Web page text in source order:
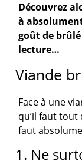
Découvrez
à
goût de
lecture…
Viande
Face à une
qu’il faut tout
faut
1. Ne